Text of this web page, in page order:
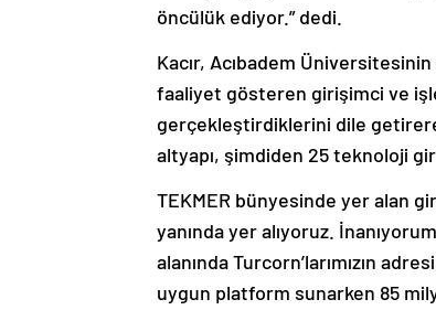
öncülük ediyor.” dedi.
Kacır, Acıbadem
faaliyet gösteren girişimci ve
gerçekleştirdiklerini dile
altyapı, şimdiden 25 teknoloji
TEKMER bünyesinde yer alan
yanında yer alıyoruz.
alanında Turcorn’larımızın
uygun platform sunarken 85